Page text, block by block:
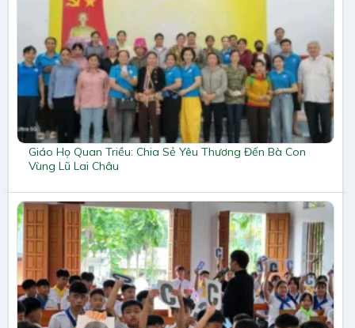
Giáo Họ Quan Triều: Chia Sẻ Yêu Thương Đến Bà Con
Vùng Lũ Lai Châu